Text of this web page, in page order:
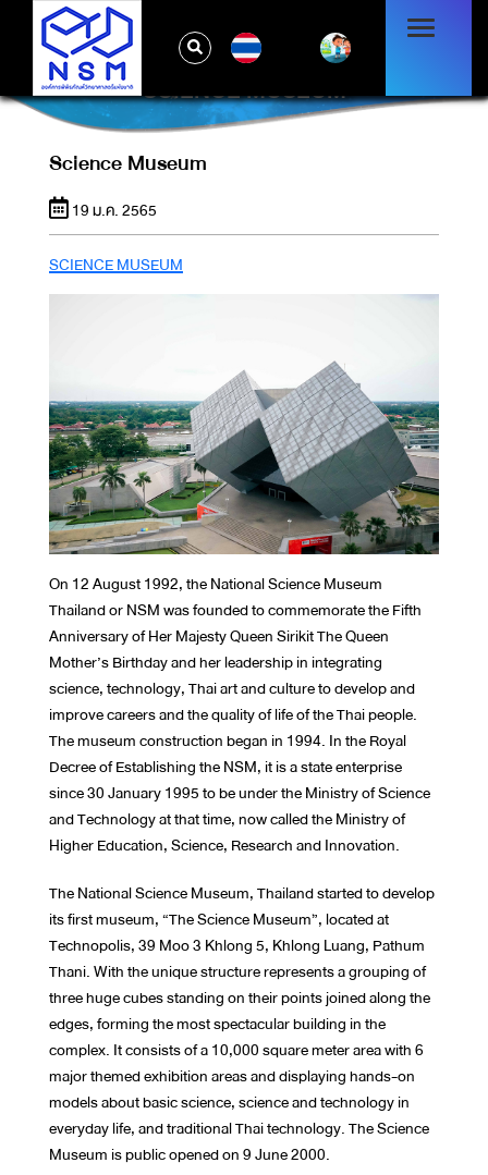
SCIENCE MUSEUM
Science Museum
19 ม.ค. 2565
SCIENCE MUSEUM
On 12 August 1992, the National Science Museum
Thailand or NSM was founded to commemorate the Fifth
Anniversary of Her Majesty Queen Sirikit The Queen
Mother’s Birthday and her leadership in integrating
science, technology, Thai art and culture to develop and
improve careers and the quality of life of the Thai people.
The museum construction began in 1994. In the Royal
Decree of Establishing the NSM, it is a state enterprise
since 30 January 1995 to be under the Ministry of Science
and Technology at that time, now called the Ministry of
Higher Education, Science, Research and Innovation.
The National Science Museum, Thailand started to develop
its first museum, “The Science Museum”, located at
Technopolis, 39 Moo 3 Khlong 5, Khlong Luang, Pathum
Thani. With the unique structure represents a grouping of
three huge cubes standing on their points joined along the
edges, forming the most spectacular building in the
complex. It consists of a 10,000 square meter area with 6
major themed exhibition areas and displaying hands-on
models about basic science, science and technology in
everyday life, and traditional Thai technology. The Science
Museum is public opened on 9 June 2000.